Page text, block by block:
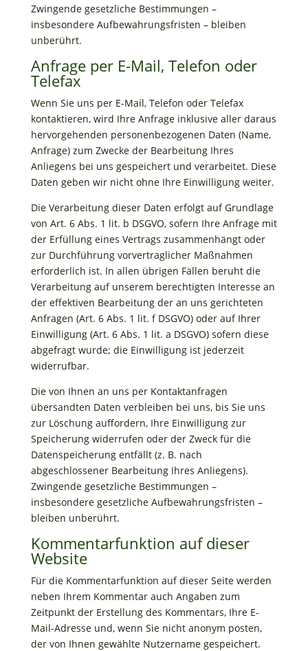
Zwingende gesetzliche Bestimmungen –
insbesondere Aufbewahrungsfristen – bleiben
unberührt.
Anfrage per E-Mail, Telefon oder
Telefax
Wenn Sie uns per E-Mail, Telefon oder Telefax
kontaktieren, wird Ihre Anfrage inklusive aller daraus
hervorgehenden personenbezogenen Daten (Name,
Anfrage) zum Zwecke der Bearbeitung Ihres
Anliegens bei uns gespeichert und verarbeitet. Diese
Daten geben wir nicht ohne Ihre Einwilligung weiter.
Die Verarbeitung dieser Daten erfolgt auf Grundlage
von Art. 6 Abs. 1 lit. b DSGVO, sofern Ihre Anfrage mit
der Erfüllung eines Vertrags zusammenhängt oder
zur Durchführung vorvertraglicher Maßnahmen
erforderlich ist. In allen übrigen Fällen beruht die
Verarbeitung auf unserem berechtigten Interesse an
der effektiven Bearbeitung der an uns gerichteten
Anfragen (Art. 6 Abs. 1 lit. f DSGVO) oder auf Ihrer
Einwilligung (Art. 6 Abs. 1 lit. a DSGVO) sofern diese
abgefragt wurde; die Einwilligung ist jederzeit
widerrufbar.
Die von Ihnen an uns per Kontaktanfragen
übersandten Daten verbleiben bei uns, bis Sie uns
zur Löschung auffordern, Ihre Einwilligung zur
Speicherung widerrufen oder der Zweck für die
Datenspeicherung entfällt (z. B. nach
abgeschlossener Bearbeitung Ihres Anliegens).
Zwingende gesetzliche Bestimmungen –
insbesondere gesetzliche Aufbewahrungsfristen –
bleiben unberührt.
Kommentar­funktion auf dieser
Website
Für die Kommentarfunktion auf dieser Seite werden
neben Ihrem Kommentar auch Angaben zum
Zeitpunkt der Erstellung des Kommentars, Ihre E-
Mail-Adresse und, wenn Sie nicht anonym posten,
der von Ihnen gewählte Nutzername gespeichert.